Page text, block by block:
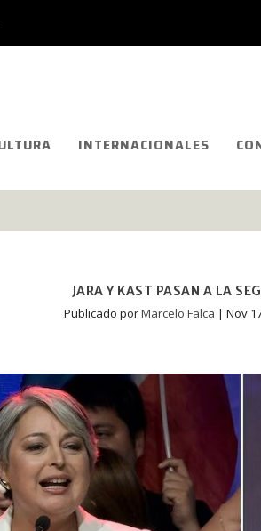
INTERNACIONALES
JARA Y KAST PASAN A LA
Publicado porMarcelo Falca | Nov